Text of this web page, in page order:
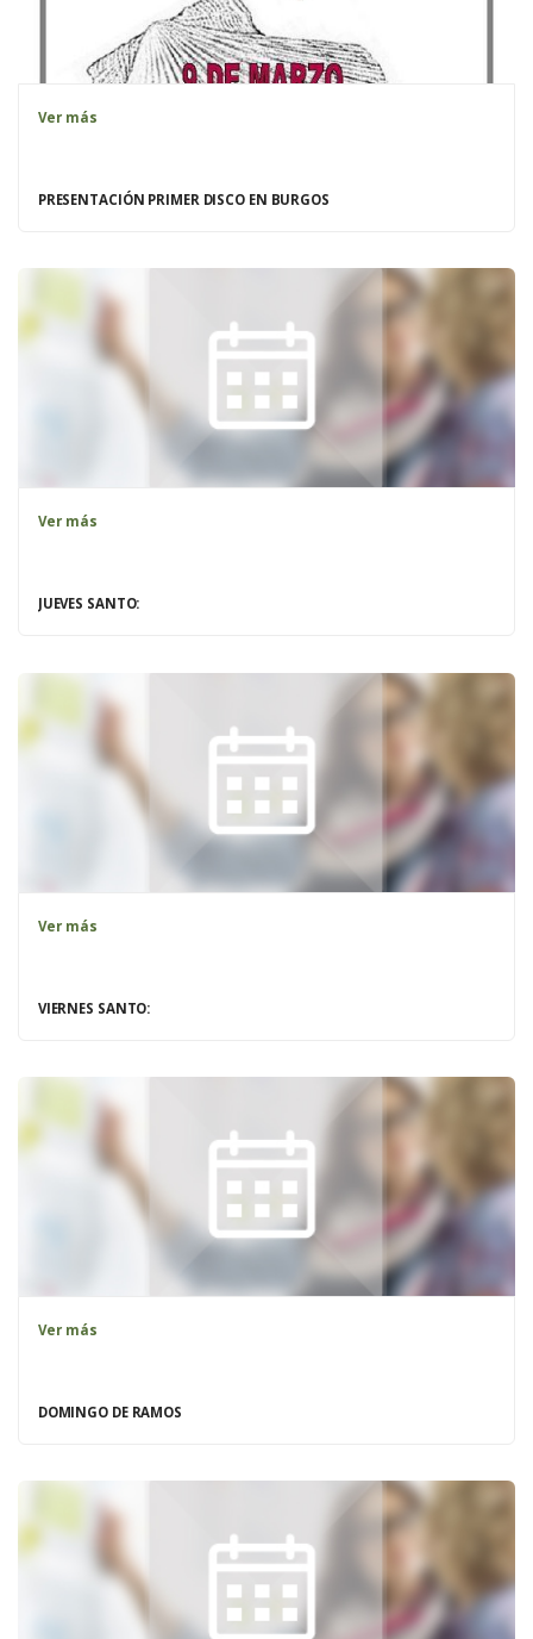
Ver más
PRESENTACIÓN PRIMER DISCO EN BURGOS
Ver más
JUEVES SANTO:
Ver más
VIERNES SANTO:
Ver más
DOMINGO DE RAMOS